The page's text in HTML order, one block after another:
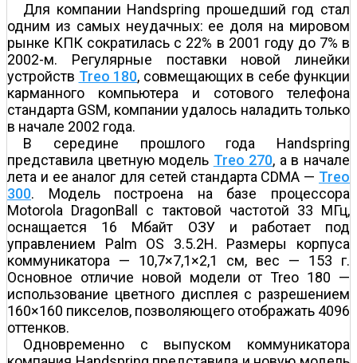
Для компании Handspring прошедший год стал
одним из самых неудачных: ее доля на мировом
рынке КПК сократилась с 22% в 2001 году до 7% в
2002-м. Регулярные поставки новой линейки
устройств Treo 180, совмещающих в себе функции
карманного компьютера и сотового телефона
стандарта GSM, компании удалось наладить только
в начале 2002 года.
В середине прошлого года Handspring
представила цветную модель Treo 270, а в начале
лета и ее аналог для сетей стандарта CDMA — Treo
300. Модель построена на базе процессора
Motorola DragonBall с тактовой частотой 33 МГц,
оснащается 16 Мбайт ОЗУ и работает под
управлением Palm OS 3.5.2H. Размеры корпуса
коммуникатора — 10,7×7,1×2,1 см, вес — 153 г.
Основное отличие новой модели от Treo 180 —
использование цветного дисплея с разрешением
160×160 пикселов, позволяющего отображать 4096
оттенков.
Одновременно с выпуском коммуникатора